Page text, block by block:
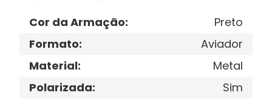
Cor da Armação:
Preto
Formato:
Aviador
Material:
Metal
Polarizada:
Sim